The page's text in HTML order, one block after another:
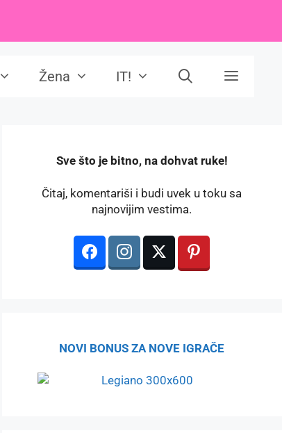
Žena IT!
️Sve što je bitno, na dohvat ruke!
Čitaj, komentariši i budi uvek u toku sa
najnovijim vestima.
NOVI BONUS ZA NOVE IGRAČE